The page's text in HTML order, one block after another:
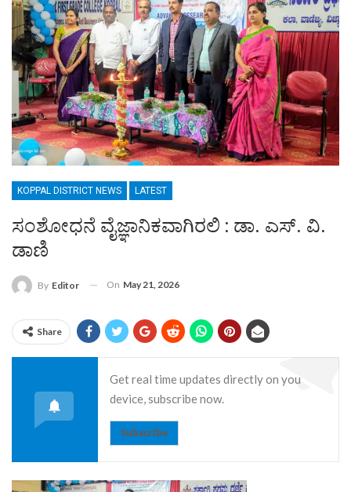
KOPPAL DISTRICT NEWS LATEST
ಸಂಶೋಧನೆ ವೈಜ್ಞಾನಿಕವಾಗಿರಲಿ : ಡಾ. ಎಸ್. ವಿ.
ಡಾಣಿ
By Editor On May 21, 2026
Share
Get real time updates directly on you
device, subscribe now.
Subscribe